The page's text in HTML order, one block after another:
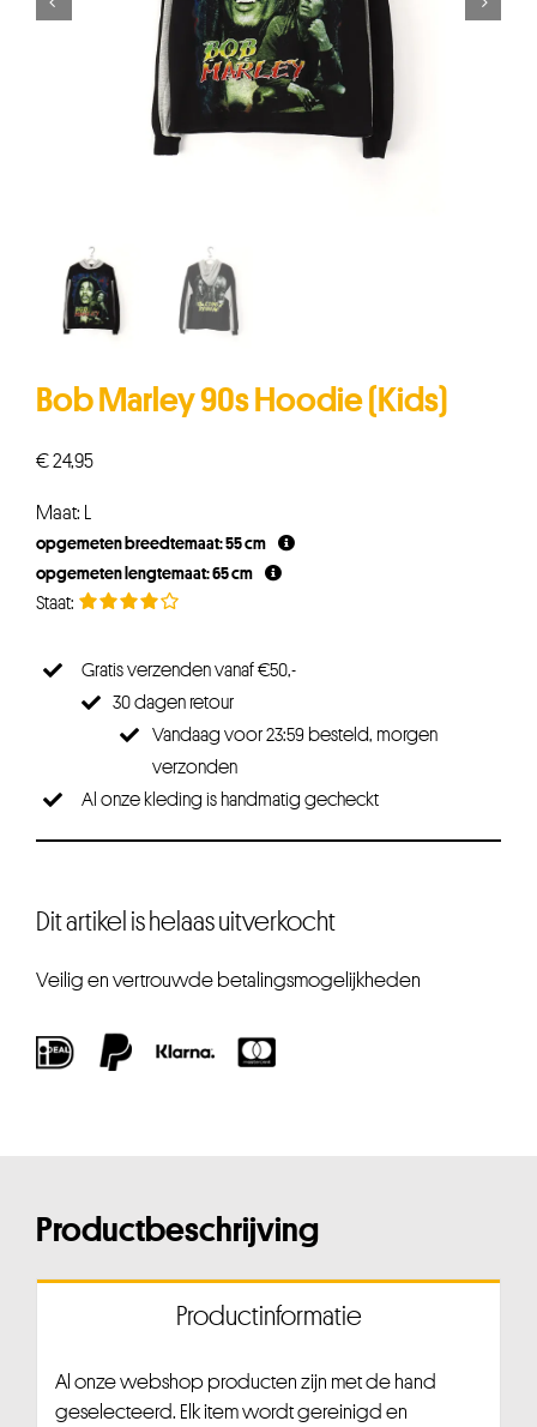
Bob Marley 90s Hoodie (Kids)
€24,95
Maat: L
opgemeten breedtemaat: 55 cm
opgemeten lengtemaat: 65 cm
Gratis verzenden vanaf €50,-
30 dagen retour
Vandaag voor 23:59 besteld, morgen
verzonden
Al onze kleding is handmatig gecheckt
Dit artikel is helaas uitverkocht
Veilig en vertrouwde betalingsmogelijkheden
Productbeschrijving
Productinformatie
Al onze webshop producten zijn met de hand
geselecteerd. Elk item wordt gereinigd en